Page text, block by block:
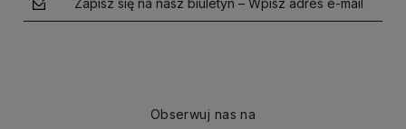
Zapisz się na nasz biuletyn – Wpisz adres e-mail
Obserwuj nas na